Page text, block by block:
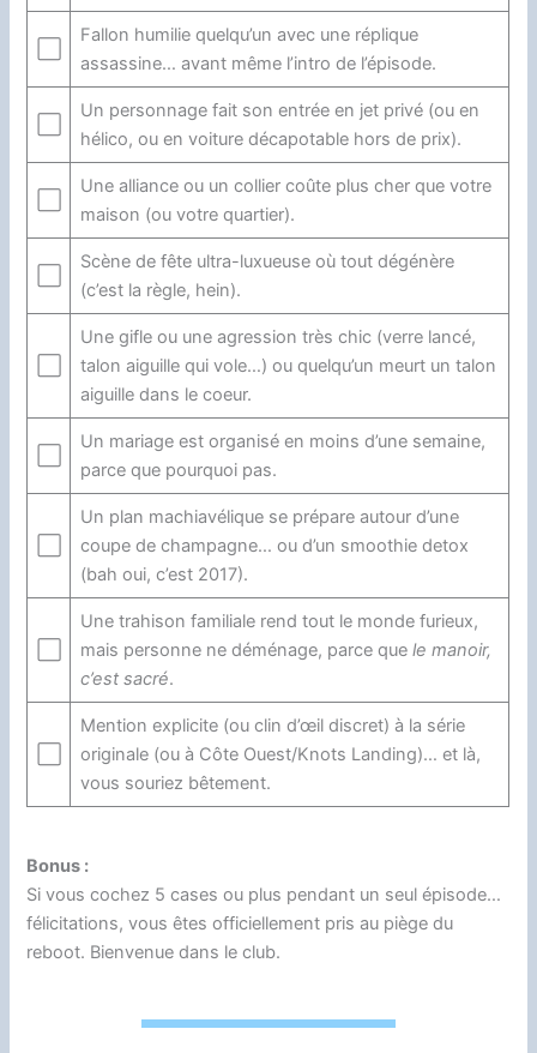
Fallon humilie quelqu’un avec une réplique
assassine… avant même l’intro de l’épisode.
Un personnage fait son entrée en jet privé (ou en
hélico, ou en voiture décapotable hors de prix).
Une alliance ou un collier coûte plus cher que votre
maison (ou votre quartier).
Scène de fête ultra-luxueuse où tout dégénère
(c’est la règle, hein).
Une gifle ou une agression très chic (verre lancé,
talon aiguille qui vole…) ou quelqu’un meurt un talon
aiguille dans le coeur.
Un mariage est organisé en moins d’une semaine,
parce que pourquoi pas.
Un plan machiavélique se prépare autour d’une
coupe de champagne… ou d’un smoothie detox
(bah oui, c’est 2017).
Une trahison familiale rend tout le monde furieux,
mais personne ne déménage, parce que le manoir,
c’est sacré.
Mention explicite (ou clin d’œil discret) à la série
originale (ou à Côte Ouest/Knots Landing)… et là,
vous souriez bêtement.
Bonus :
Si vous cochez 5 cases ou plus pendant un seul épisode…
félicitations, vous êtes officiellement pris au piège du
reboot. Bienvenue dans le club.